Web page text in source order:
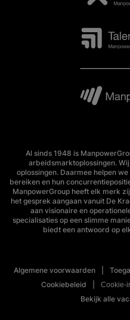
Al sinds 1948 is
arbeidsmarktoplossingen.
oplossingen. Daarmee helpen
bereiken en hun
ManpowerGroup heeft elk merk
het gesprek aangaan vanuit De
aan visionaire en
specialisaties op een slimme
biedt een antwoord op
Algemene voorwaarden
Cookiebeleid
Cookie-
Bekijk alle